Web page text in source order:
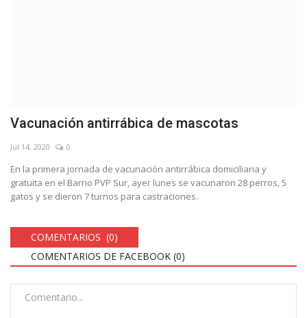
Vacunación antirrábica de mascotas
Jul 14, 2020 0
En la primera jornada de vacunación antirrábica domiciliaria y
gratuita en el Barrio PVP Sur, ayer lunes se vacunaron 28 perros, 5
gatos y se dieron 7 turnos para castraciones.
COMENTARIOS (0)
COMENTARIOS DE FACEBOOK (0)